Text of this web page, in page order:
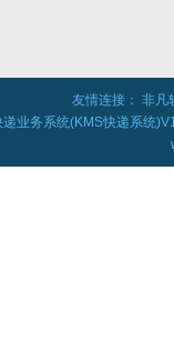
友情连接： 非凡
递业务系统(KMS快递系统